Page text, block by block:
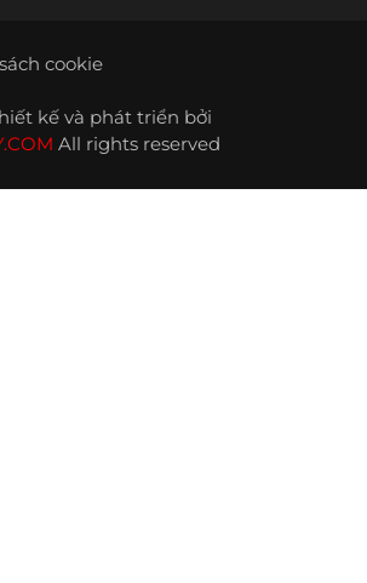
cookie
kế và phát triển bởi
All rights reserved